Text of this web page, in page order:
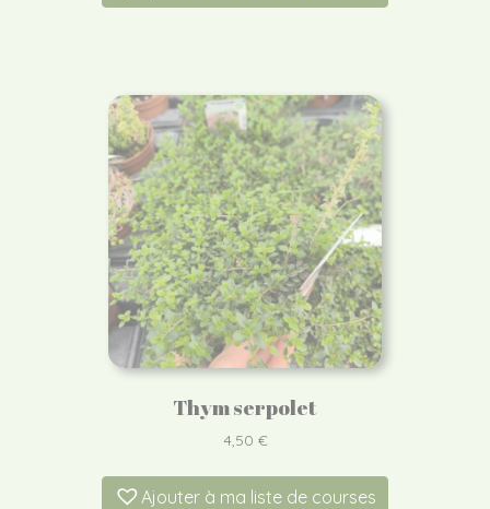
Thym serpolet
4,50 €
Ajouter à ma liste de courses